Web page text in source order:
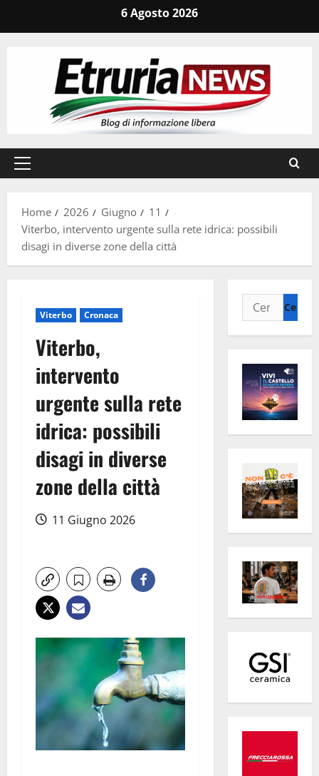
6 Agosto 2026
Menu
Home
2026 Giugno
11
Viterbo, intervento urgente sulla rete idrica: possibili
disagi in diverse zone della città
Viterbo Cronaca
Viterbo,
intervento
urgente sulla rete
idrica: possibili
disagi in diverse
zone della città
11 Giugno 2026
Ricerca
per: